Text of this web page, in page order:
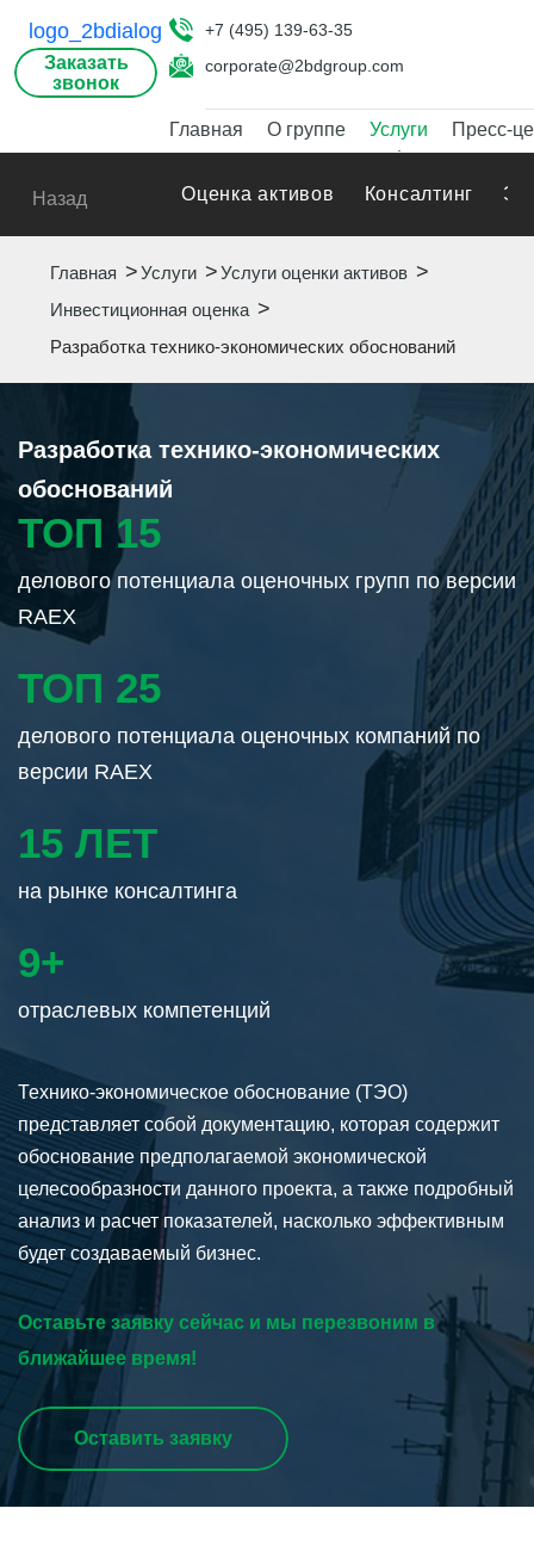
Заказать
звонок
+7 (495) 139-63-35
corporate@2bdgroup.com
Главная О группе Услуги Пресс-
Назад Оценка активов Консалтинг
Главная Услуги
Услуги оценки активов
Инвестиционная оценка
Разработка технико-экономических обоснований
Разработка технико-экономических
обоснований
Технико-экономическое обоснование (ТЭО)
представляет собой документацию, которая содержит
обоснование предполагаемой экономической
целесообразности данного проекта, а также подробный
анализ и расчет показателей, насколько эффективным
будет создаваемый бизнес.
Оставьте заявку сейчас и мы перезвоним в
ближайшее время!
Оставить заявку
ТОП 15
делового потенциала оценочных групп по версии
RAEX
ТОП 25
делового потенциала оценочных компаний по
версии RAEX
15 ЛЕТ
на рынке консалтинга
9+
Отраслевых компетенций